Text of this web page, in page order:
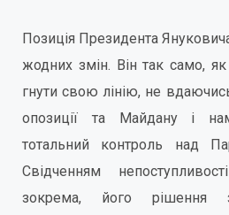
Позиція Президента
жодних змін. Він так само,
гнути свою лінію, не
опозиції та Майдану і
тотальний контроль над
Свідченням
зокрема, його рішення